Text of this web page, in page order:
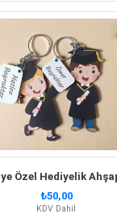
₺50,00
KDV Dahil